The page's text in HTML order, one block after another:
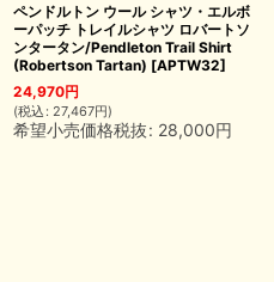
ペンドルトン ウール シャツ・エルボ
ーパッチ トレイルシャツ ロバートソ
ンタータン/Pendleton Trail Shirt
(Robertson Tartan) [APTW32]
24,970円
(税込 : 27,467円)
希望小売価格税抜: 28,000円